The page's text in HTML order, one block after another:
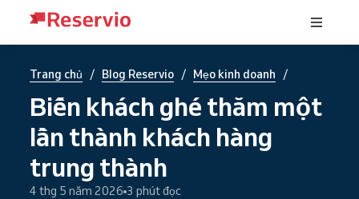
Trang chủ / Blog Reservio / Mẹo kinh doanh /
Biến khách ghé thăm một
lần thành khách hàng
trung thành
4 thg 5 năm 2026 3 phút đọc